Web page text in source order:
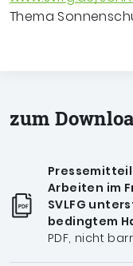
Thema
zum
Arbeiten im
SVLFG
bedingtem
PDF, nicht